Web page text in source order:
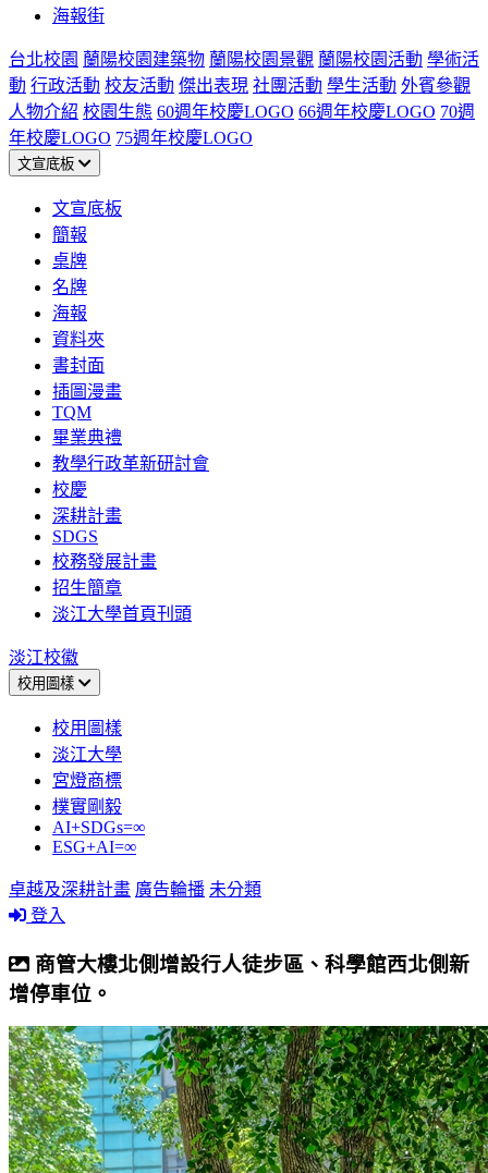
海報街
台北校園 蘭陽校園建築物 蘭陽校園景觀 蘭陽校園活動 學術活
動 行政活動 校友活動 傑出表現 社團活動 學生活動 外賓參觀
人物介紹 校園生態 60週年校慶LOGO 66週年校慶LOGO 70週
年校慶LOGO 75週年校慶LOGO
文宣底板
文宣底板
簡報
桌牌
名牌
海報
資料夾
書封面
插圖漫畫
TQM
畢業典禮
教學行政革新研討會
校慶
深耕計畫
SDGS
校務發展計畫
招生簡章
淡江大學首頁刊頭
淡江校徽
校用圖樣
校用圖樣
淡江大學
宮燈商標
樸實剛毅
AI+SDGs=∞
ESG+AI=∞
卓越及深耕計畫 廣告輪播 未分類
登入
商管大樓北側增設行人徒步區、科學館西北側新
增停車位。